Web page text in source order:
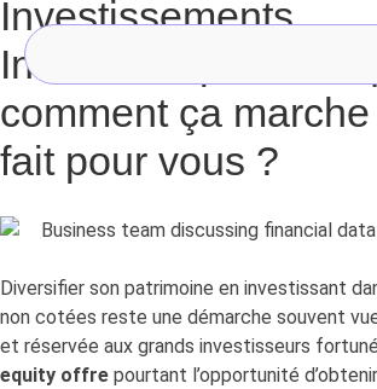
Investissements
Investir en private
comment ça
fait pour vous ?
Diversifier son patrimoine en investissant
non cotées reste une démarche souvent
et réservée aux grands investisseurs
equity offre pourtant l’opportunité